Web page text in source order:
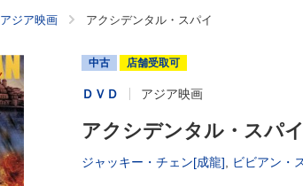
アジア映画 アクシデンタル・スパイ
中古 店舗受取可
ＤＶＤ アジア映画
アクシデンタル・スパイ
ジャッキー・チェン[成龍] ビビアン・